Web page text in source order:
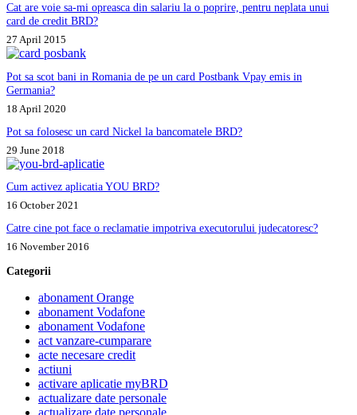
Cat are voie sa-mi opreasca din salariu la o poprire, pentru neplata unui
card de credit BRD?
27 April 2015
Pot sa scot bani in Romania de pe un card Postbank Vpay emis in
Germania?
18 April 2020
Pot sa folosesc un card Nickel la bancomatele BRD?
29 June 2018
Cum activez aplicatia YOU BRD?
16 October 2021
Catre cine pot face o reclamatie impotriva executorului judecatoresc?
16 November 2016
Categorii
abonament Orange
abonament Vodafone
abonament Vodafone
act vanzare-cumparare
acte necesare credit
actiuni
activare aplicatie myBRD
actualizare date personale